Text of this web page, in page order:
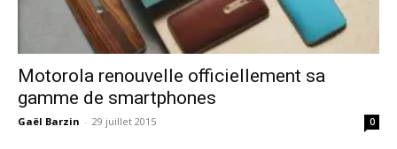
Motorola renouvelle officiellement sa
gamme de smartphones
Gaël Barzin - 29 juillet 2015 0